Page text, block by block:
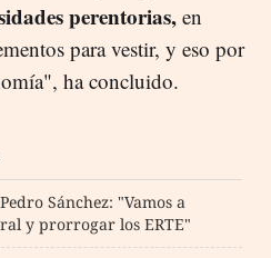
perentorias, en
para vestir, y eso por
ha concluido.
Sánchez: "Vamos a
y prorrogar los ERTE"